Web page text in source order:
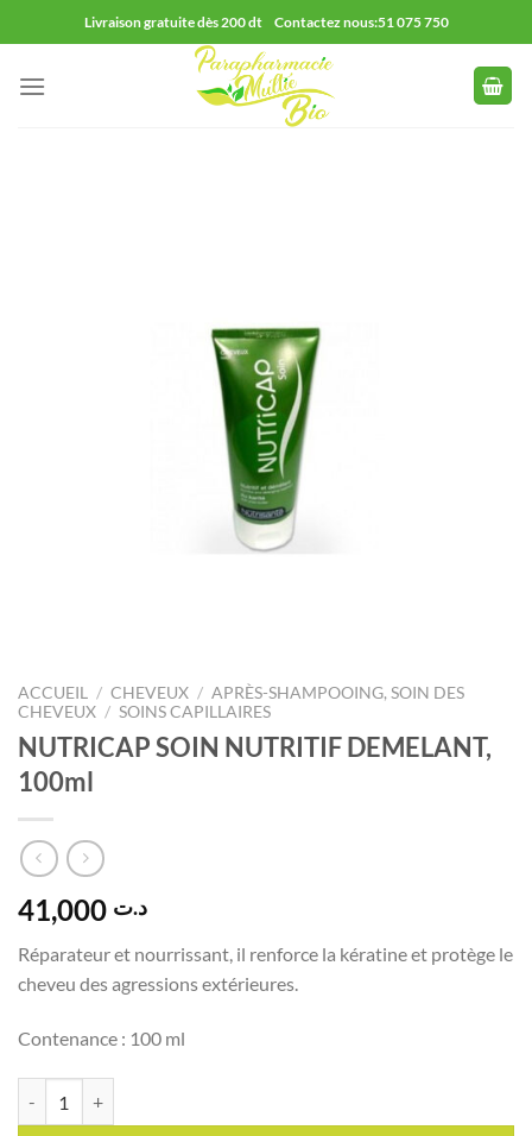
au
contenu
Livraison gratuite dès 200 dt Contactez nous:51 075 750
ACCUEIL / CHEVEUX / APRÈS-SHAMPOOING, SOIN DES
CHEVEUX / SOINS CAPILLAIRES
NUTRICAP SOIN NUTRITIF DEMELANT,
100ml
د.ت
Réparateur et nourrissant, il renforce la kératine et protège le
cheveu des agressions extérieures.
Contenance : 100 ml